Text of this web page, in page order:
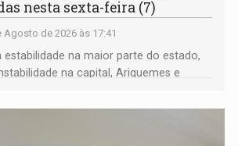
nesta sexta-feira (7)
Agosto de 2026 às 17:41
estabilidade na maior parte do estado,
na capital, Ariquemes e